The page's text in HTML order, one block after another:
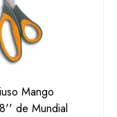
Mango
de Mundial